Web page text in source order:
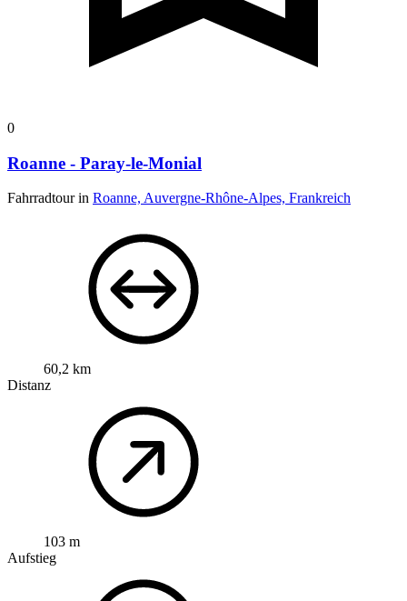
0
Roanne - Paray-le-Monial
Fahrradtour in Roanne, Auvergne-Rhône-Alpes, Frankreich
60,2 km
Distanz
103 m
Aufstieg